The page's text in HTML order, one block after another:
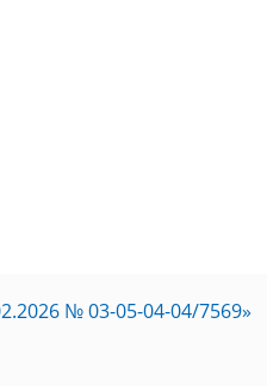
№ 03-05-04-04/7569»